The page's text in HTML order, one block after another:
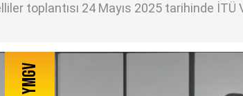
toplantısı 24 Mayıs 2025 tarihinde
YMGV